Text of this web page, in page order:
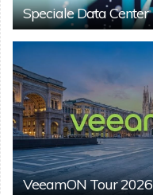
Speciale Data Center
VeeamON Tour 2026